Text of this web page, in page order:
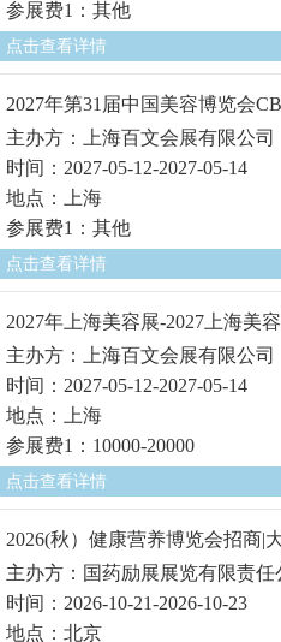
参展费1：其他
点击查看详情
2027年第31届中国美容博览会
主办方：上海百文会展有限公司
时间：2027-05-12-2027-05-14
地点：上海
参展费1：其他
点击查看详情
2027年上海美容展-2027上海美
主办方：上海百文会展有限公司
时间：2027-05-12-2027-05-14
地点：上海
参展费1：10000-20000
点击查看详情
2026(秋）健康营养博览会招商|
主办方：国药励展展览有限责任
时间：2026-10-21-2026-10-23
地点：北京